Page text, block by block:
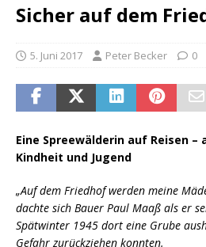
Sicher auf dem
5. Juni 2017 Peter Becker 0
Eine Spreewälderin auf Reisen –
Kindheit und Jugend
„Auf dem Friedhof werden meine
dachte sich Bauer Paul Maaß als er
Spätwinter 1945 dort eine Grube
Gefahr zurückziehen konnten.